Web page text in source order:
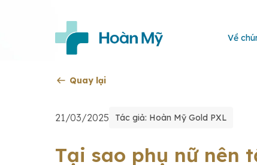
Về
Quay lại
21/03/2025 Tác giả: Hoàn Mỹ Gold PXL
Tại sao phụ nữ nên